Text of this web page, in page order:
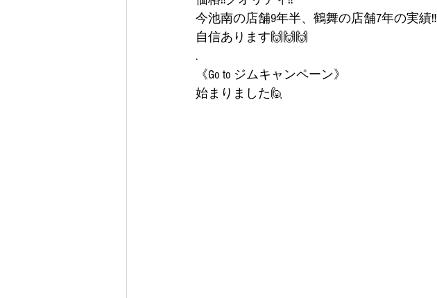
今池南の店舗9年半、鶴舞の店舗7年の実績‼️
自信あります🙌🙌🙌
.
《Go to ジムキャンペーン》
始まりました🙋